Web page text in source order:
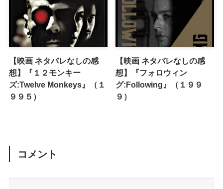
【映画 ネタバレなしの感
想】『１２モンキー
ズ:Twelve Monkeys』（１
９９５）
【映画 ネタバレなしの感
想】『フォロウィン
グ:Following』（１９９
９）
コメント